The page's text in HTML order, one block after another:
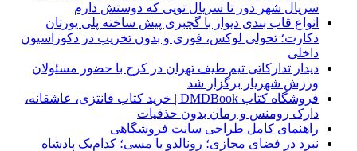
سریال شهر دور تا سریال تویی که دوستش دارم
انواع قاب بندی دیوار با گچبری پیش ساخته پلی یورتان
دکارت؛ تحولی لوکس، فوری و بدون تخریب در دکوراسیون
داخلی
دیدار تدارکاتی تیم طیف تهران در کرج با حضور مسئولان
ورزش شهریار برگزار شد
فروشگاه کتاب DMDBook | خرید کتاب فانتزی، عاشقانه،
دارک رومنس و رمان بدون حذفیات
راهنمای کامل طراحی سایت فروشگاهی
نبرد در فضای مجازی؛ رونالدو یا مسی؛ کدام‌یک پادشاه